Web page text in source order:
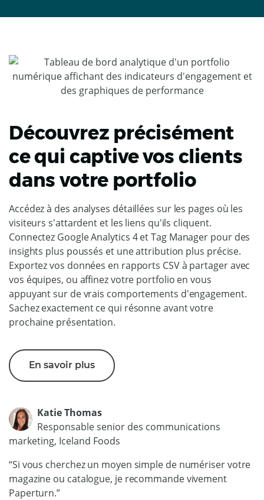
Découvrez précisément
ce qui captive vos clients
dans votre portfolio
Accédez à des analyses détaillées sur les pages où les
visiteurs s'attardent et les liens qu'ils cliquent.
Connectez Google Analytics 4 et Tag Manager pour des
insights plus poussés et une attribution plus précise.
Exportez vos données en rapports CSV à partager avec
vos équipes, ou affinez votre portfolio en vous
appuyant sur de vrais comportements d'engagement.
Sachez exactement ce qui résonne avant votre
prochaine présentation.
En savoir plus
Katie Thomas
Responsable senior des communications
marketing, Iceland Foods
“Si vous cherchez un moyen simple de numériser votre
magazine ou catalogue, je recommande vivement
Paperturn.”